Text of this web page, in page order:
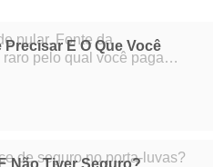
E O Que Você
pular. Fonte da
relativa
Não Tiver Seguro?
de seguro no porta-luvas?